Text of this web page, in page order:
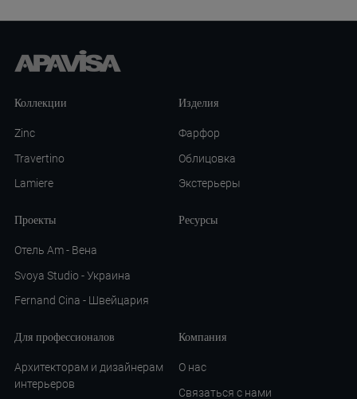
Коллекции
Zinc
Travertino
Lamiere
Изделия
Фарфор
Облицовка
Экстерьеры
Проекты
Отель Am - Вена
Svoya Studio - Украина
Fernand Cina - Швейцария
Ресурсы
Для профессионалов
Архитекторам и дизайнерам
интерьеров
Компания
О нас
Связаться с нами